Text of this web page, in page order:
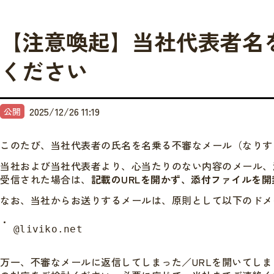
【注意喚起】当社代表者
ください
公開 2025/12/26 11:19
このたび、当社代表者の氏名を名乗る不審なメール（なり
当社および当社代表者より、心当たりのない内容のメール
受信された場合は、 記載のURLを開かず、添付ファイルを
なお、当社からお送りするメールは、原則として以下のド
@liviko.net
万一、不審なメールに返信してしまった／URLを開いてし